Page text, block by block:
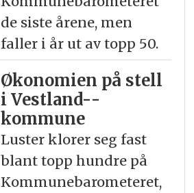
de siste årene, men
faller i år ut av topp 50.
Økonomien på stell
i Vestland-­
kommune
Luster klorer seg fast
blant topp hundre på
Kommunebarometeret,